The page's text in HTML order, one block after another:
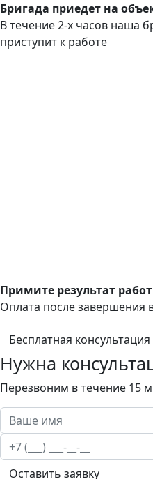
Бригада приедет на
В течение 2-х часов наша
приступит к работе
Примите результат
Оплата после завершения
Бесплатная консультация
Нужна
Перезвоним в течение 15
Оставить заявку